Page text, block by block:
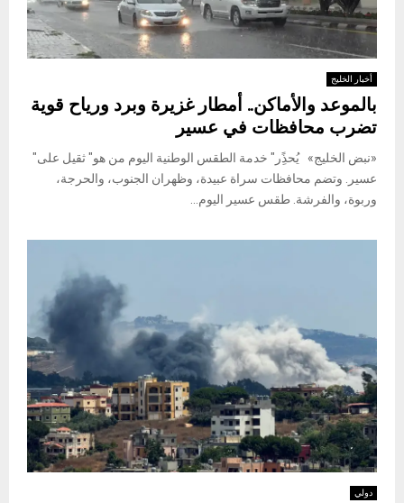
أخبار الخليج
بالموعد والأماكن.. أمطار غزيرة وبرد ورياح قوية
تضرب محافظات في عسير
«نبض الخليج» يُحذًِر" خدمة الطقس الوطنية اليوم من هو" ثقيل على"
عسير. وتضم محافظات سراة عبيدة، وظهران الجنوب، والحرجة،
وربوة، والفرشة. طقس عسير اليوم...
دولي